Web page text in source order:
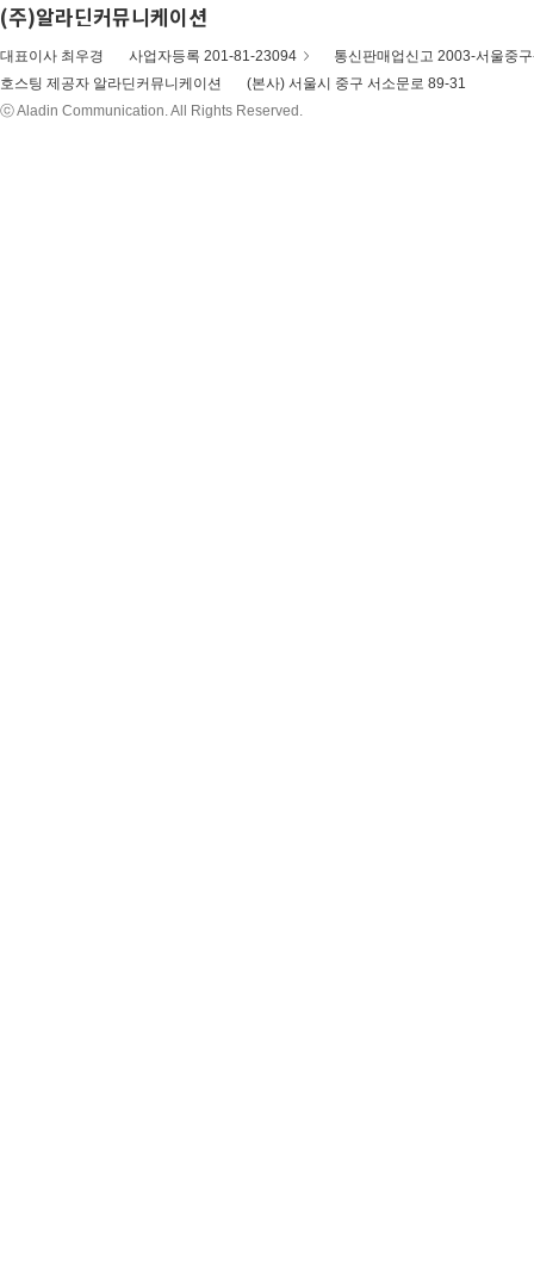
(주)알라딘커뮤니케이션
대표이사 최우경 사업자등록 201-81-23094
통신판매업신고 2003-서울중
호스팅 제공자 알라딘커뮤니케이션
(본사) 서울시 중구 서소문로 89-31
ⓒ Aladin Communication. All Rights Reserved.